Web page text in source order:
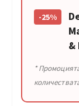
-25%
&
*